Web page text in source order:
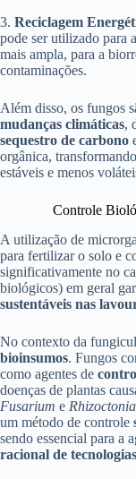
3. Reciclagem
pode ser utilizado para
mais ampla, para a
contaminações.
Além disso, os fungos
mudanças climáticas,
sequestro de carbono
orgânica,
estáveis e menos
Controle
A utilização de
para fertilizar o solo e
significativamente no
biológicos) em geral
sustentáveis nas
No contexto da
bioinsumos. Fungos
como agentes de
doenças de plantas
Fusarium e Rhizoctonia
um método de controle
sendo essencial para a
racional de